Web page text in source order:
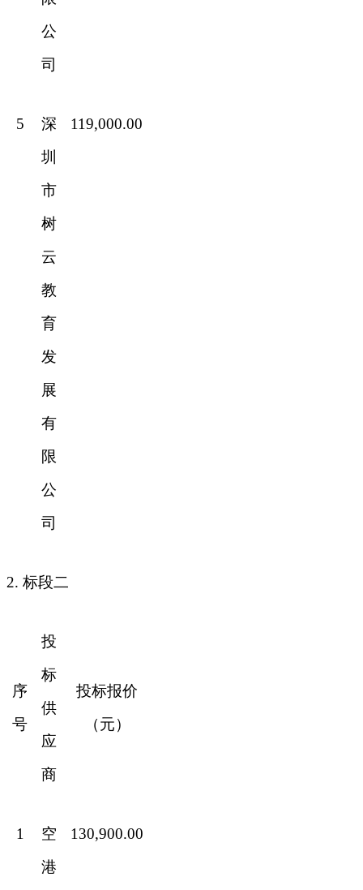
公
司
5
深
圳
市
树
云
教
育
发
展
有
限
公
司
119,000.00
2. 标段二
序
号
投
标
供
应
商
投标报价
（元）
1
空
港
130,900.00